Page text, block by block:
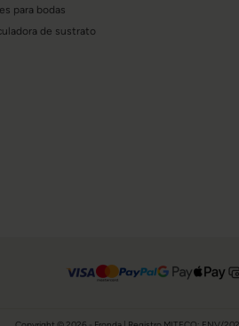
para bodas
de sustrato